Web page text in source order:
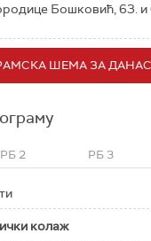
Бошковић, 63. и
ШЕМА ЗА ДАНАС
РБ 2 РБ 3
колаж